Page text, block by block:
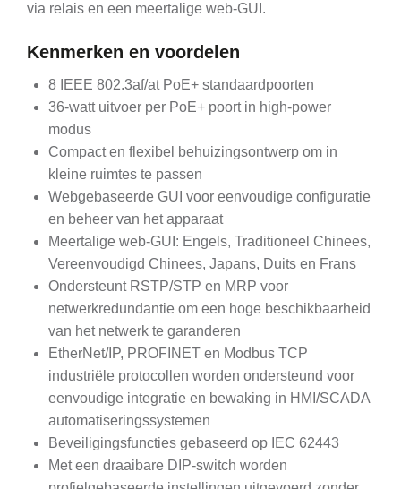
via relais en een meertalige web-GUI.
Kenmerken en voordelen
8 IEEE 802.3af/at PoE+ standaardpoorten
36-watt uitvoer per PoE+ poort in high-power
modus
Compact en flexibel behuizingsontwerp om in
kleine ruimtes te passen
Webgebaseerde GUI voor eenvoudige configuratie
en beheer van het apparaat
Meertalige web-GUI: Engels, Traditioneel Chinees,
Vereenvoudigd Chinees, Japans, Duits en Frans
Ondersteunt RSTP/STP en MRP voor
netwerkredundantie om een hoge beschikbaarheid
van het netwerk te garanderen
EtherNet/IP, PROFINET en Modbus TCP
industriële protocollen worden ondersteund voor
eenvoudige integratie en bewaking in HMI/SCADA
automatiseringssystemen
Beveiligingsfuncties gebaseerd op IEC 62443
Met een draaibare DIP-switch worden